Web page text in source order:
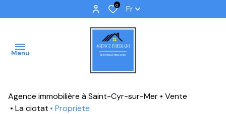
0 Fr
Menu
ACCUEIL
Agence immobilière à Saint-Cyr-sur-Mer
Vente
La ciotat
Propriete